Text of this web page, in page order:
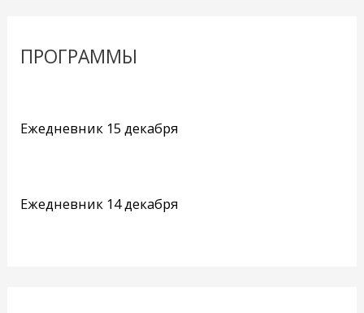
ПРОГРАММЫ
Ежедневник 15 декабря
Ежедневник 14 декабря